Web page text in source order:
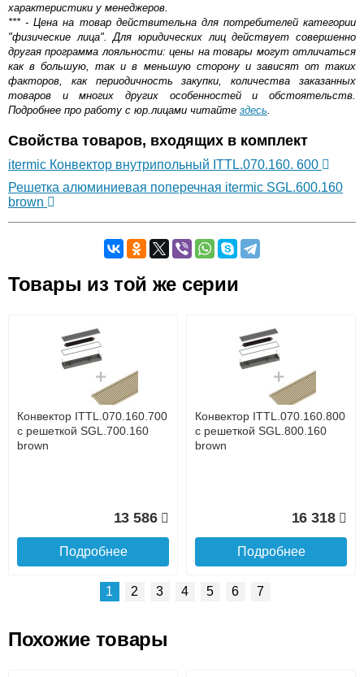
характеристики у менеджеров.
*** - Цена на товар действительна для потребителей категории
"физические лица". Для юридических лиц действует совершенно
другая программа лояльности: цены на товары могут отличаться
как в большую, так и в меньшую сторону и зависят от таких
факторов, как периодичность закупки, количества заказанных
товаров и многих других особенностей и обстоятельств.
Подробнее про работу с юр.лицами читайте здесь.
Свойства товаров, входящих в комплект
itermic Конвектор внутрипольный ITTL.070.160. 600
Решетка алюминиевая поперечная itermic SGL.600.160
brown
Оставьте отзыв
Доставка сантехники по Москве и Московской области
Наличный расчёт
Банковской картой на сайте в режиме реального
времени
Банковской картой при получении товара как при
доставке, так и самовывозом
Интернет-деньгами (Yandex-деньги, Web-money,
Qiwi-кошельки и другие).
Безналичный расчёт (возможно и с НДС)
Товары из той же серии
Конвектор ITTL.070.160.700
с решеткой SGL.700.160
brown
13 586
Подробнее
Конвектор ITTL.070.160.800
с решеткой SGL.800.160
brown
16 318
Подробнее
1 2 3 4 5 6 7
Похожие товары